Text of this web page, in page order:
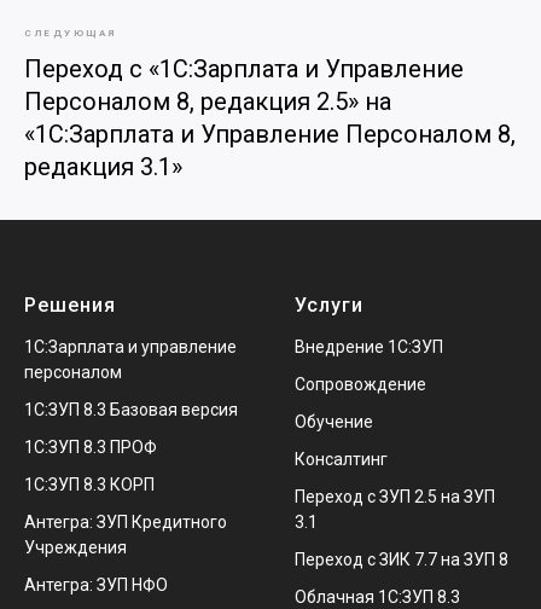
СЛЕДУЮЩАЯ
Переход с «1С:Зарплата и Управление
Персоналом 8, редакция 2.5» на
«1С:Зарплата и Управление Персоналом 8,
редакция 3.1»
Решения
1С:Зарплата и управление
персоналом
1С:ЗУП 8.3 Базовая версия
1С:ЗУП 8.3 ПРОФ
1С:ЗУП 8.3 КОРП
Антегра: ЗУП Кредитного
Учреждения
Антегра: ЗУП НФО
Услуги
Внедрение 1С:ЗУП
Сопровождение
Обучение
Консалтинг
Переход с ЗУП 2.5 на ЗУП
3.1
Переход с ЗИК 7.7 на ЗУП 8
Облачная 1С:ЗУП 8.3